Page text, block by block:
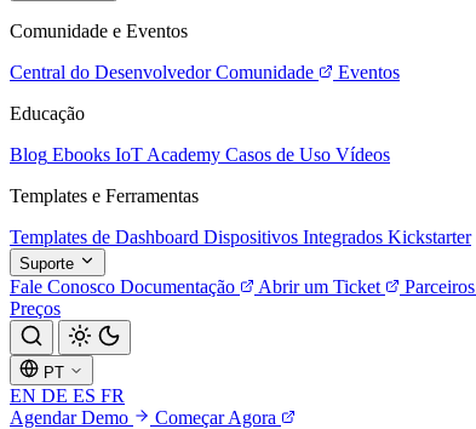
Comunidade e Eventos
Central do Desenvolvedor Comunidade
Eventos
Educação
Blog Ebooks IoT Academy Casos de Uso Vídeos
Templates e Ferramentas
Templates de Dashboard Dispositivos Integrados Kickstarter
Suporte
Fale Conosco Documentação Abrir um Ticket Parceiros
Preços
PT
EN DE ES FR
Agendar Demo
Começar Agora